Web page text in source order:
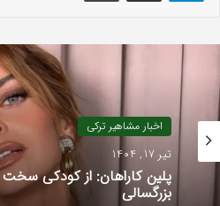
اخبار مشاهیر ترکی
تیر 17, 1404
پلین کاراهان: از کودکی سخت
بزرگسالی